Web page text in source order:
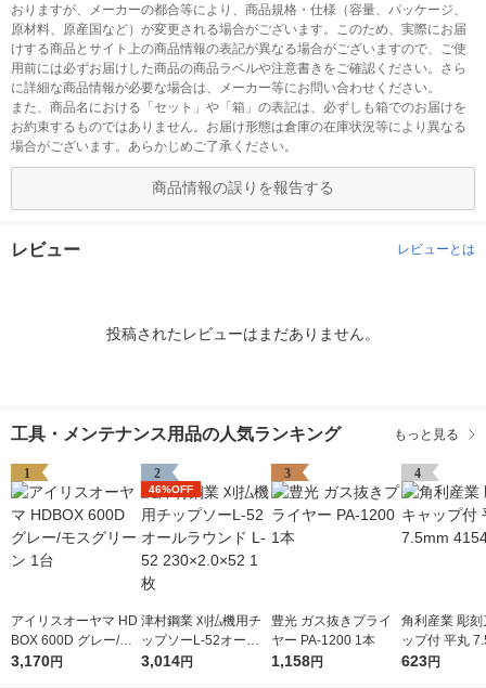
おりますが、メーカーの都合等により、商品規格・仕様（容量、パッケージ、
原材料、原産国など）が変更される場合がございます。このため、実際にお届
けする商品とサイト上の商品情報の表記が異なる場合がございますので、ご使
用前には必ずお届けした商品の商品ラベルや注意書きをご確認ください。さら
に詳細な商品情報が必要な場合は、メーカー等にお問い合わせください。
また、商品名における「セット」や「箱」の表記は、必ずしも箱でのお届けを
お約束するものではありません。お届け形態は倉庫の在庫状況等により異なる
場合がございます。あらかじめご了承ください。
商品情報の誤りを報告する
レビュー レビューとは
投稿されたレビューはまだありません。
工具・メンテナンス用品の人気ランキング もっと見る
1
アイリスオーヤマ HD
BOX 600D グレー/モ
スグリーン 1台
3,170円
2
46%OFF
津村鋼業 刈払機用チ
ップソーL-52オール
ラウンド L-52 230×2.
3,014円
3
豊光 ガス抜きプライ
ヤー PA-1200 1本
1,158円
4
角利産業 彫刻
ップ付 平丸
541 1個
623円